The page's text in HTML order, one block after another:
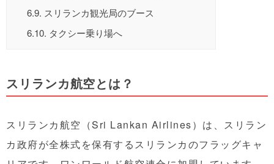
6.9. スリランカ観光局のブース
6.10. タクシー乗り場へ
スリランカ航空とは？
スリランカ航空（Sri Lankan Airlines）は、スリラン
カ政府が全株式を保有するスリランカのフラッグキャ